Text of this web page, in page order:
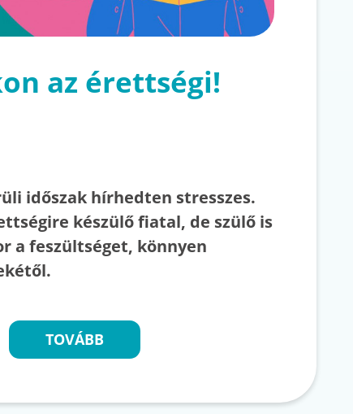
az érettségi!
időszak hírhedten stresszes.
készülő fiatal, de szülő is
a feszültséget, könnyen
TOVÁBB